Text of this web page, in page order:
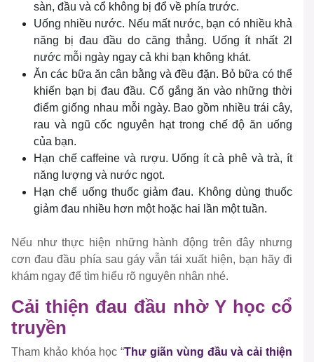
sàn, đầu và cổ không bị đổ về phía trước.
Uống nhiều nước. Nếu mất nước, bạn có nhiều khả
năng bị đau đầu do căng thẳng. Uống ít nhất 2l
nước mỗi ngày ngay cả khi bạn không khát.
Ăn các bữa ăn cân bằng và đều đặn. Bỏ bữa có thể
khiến bạn bị đau đầu. Cố gắng ăn vào những thời
điểm giống nhau mỗi ngày. Bao gồm nhiều trái cây,
rau và ngũ cốc nguyên hạt trong chế độ ăn uống
của bạn.
Hạn chế caffeine và rượu. Uống ít cà phê và trà, ít
năng lượng và nước ngọt.
Hạn chế uống thuốc giảm đau. Không dùng thuốc
giảm đau nhiều hơn một hoặc hai lần một tuần.
Nếu như thực hiện những hành động trên đây nhưng
cơn đau đầu phía sau gáy vẫn tái xuất hiện, bạn hãy đi
khám ngay để tìm hiểu rõ nguyên nhân nhé.
Cải thiện đau đầu nhờ Y học cổ
truyền
Tham khảo khóa học “Thư giãn vùng đầu và cải thiện